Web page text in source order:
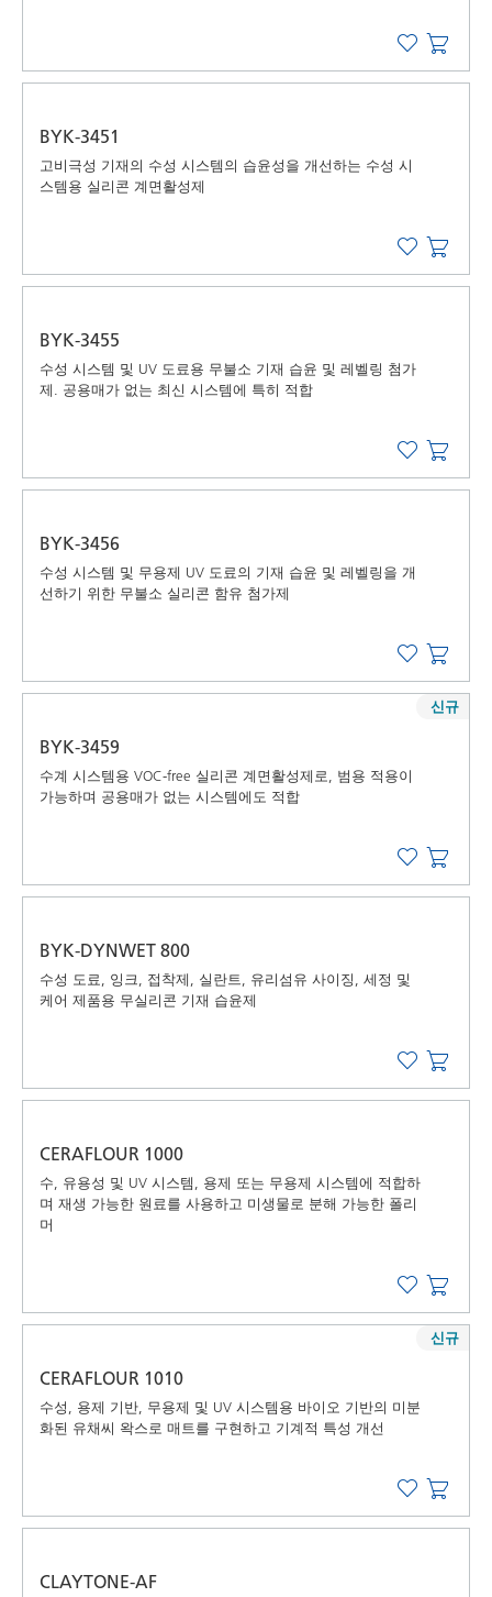
BYK-3451
고비극성 기재의 수성 시스템의 습윤성을 개선하는 수성 시
스템용 실리콘 계면활성제
BYK-3455
수성 시스템 및 UV 도료용 무불소 기재 습윤 및 레벨링 첨가
제. 공용매가 없는 최신 시스템에 특히 적합
BYK-3456
수성 시스템 및 무용제 UV 도료의 기재 습윤 및 레벨링을 개
선하기 위한 무불소 실리콘 함유 첨가제
BYK-3459
수계 시스템용 VOC-free 실리콘 계면활성제로, 범용 적용이
가능하며 공용매가 없는 시스템에도 적합
신규
BYK-DYNWET 800
수성 도료, 잉크, 접착제, 실란트, 유리섬유 사이징, 세정 및
케어 제품용 무실리콘 기재 습윤제
CERAFLOUR 1000
수, 유용성 및 UV 시스템, 용제 또는 무용제 시스템에 적합하
며 재생 가능한 원료를 사용하고 미생물로 분해 가능한 폴리
머
CERAFLOUR 1010
수성, 용제 기반, 무용제 및 UV 시스템용 바이오 기반의 미분
화된 유채씨 왁스로 매트를 구현하고 기계적 특성 개선
신규
CLAYTONE-AF